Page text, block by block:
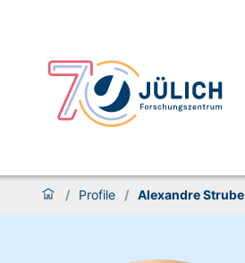
/ Profile / Alexandre Strube